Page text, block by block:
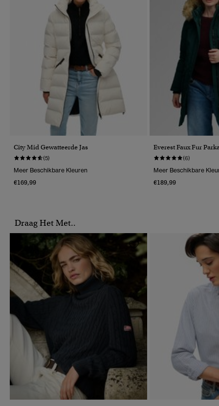
City Mid Gewatteerde Jas
(5)
Meer Beschikbare Kleuren
€169,99
Everest Faux Fur
(6)
Meer Beschikbare
€189,99
Draag Het Met..